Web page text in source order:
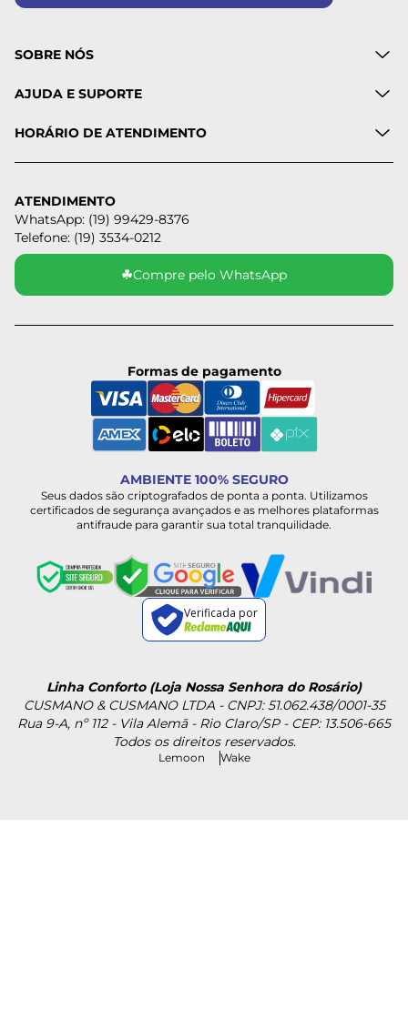
SOBRE NÓS
AJUDA E SUPORTE
HORÁRIO DE ATENDIMENTO
ATENDIMENTO
WhatsApp: (19) 99429-8376
Telefone: (19) 3534-0212
☘Compre pelo WhatsApp
Formas de pagamento
AMBIENTE 100% SEGURO
Seus dados são criptografados de ponta a ponta. Utilizamos
certificados de segurança avançados e as melhores plataformas
antifraude para garantir sua total tranquilidade.
Verificada por
Linha Conforto (Loja Nossa Senhora do Rosário)
CUSMANO & CUSMANO LTDA - CNPJ: 51.062.438/0001-35
Rua 9-A, nº 112 - Vila Alemã - Rio Claro/SP - CEP: 13.506-665
Todos os direitos reservados.
Lemoon Wake